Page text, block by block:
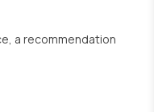
a recommendation